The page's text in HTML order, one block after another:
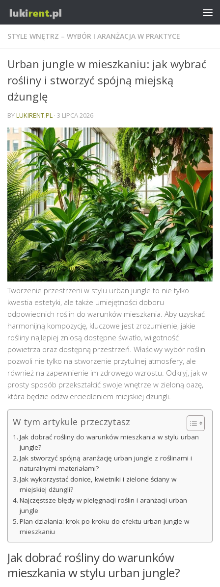
STYLE WNĘTRZ – WYBÓR I ARANŻACJA W PRAKTYCE
Urban jungle w mieszkaniu: jak wybrać
rośliny i stworzyć spójną miejską
dżunglę
BYLUKIRENT.PL · 3 LIPCA 2026
Tworzenie przestrzeni w stylu urban jungle to nie tylko
kwestia estetyki, ale także umiejętności doboru
odpowiednich roślin do warunków mieszkania. Aby uzyskać
harmonijną kompozycję, kluczowe jest zrozumienie, jakie
rośliny najlepiej zniosą dostępne światło, wilgotność
powietrza oraz dostępną przestrzeń. Właściwy wybór roślin
pozwoli nie tylko na stworzenie przytulnej atmosfery, ale
również na zapewnienie im zdrowego wzrostu. Odkryj, jak w
prosty sposób przekształcić swoje wnętrze w zieloną oazę,
która będzie odzwierciedleniem miejskiej dżungli.
W tym artykule przeczytasz
Jak dobrać rośliny do warunków mieszkania w stylu urban
jungle?
Jak stworzyć spójną aranżację urban jungle z roślinami i
naturalnymi materiałami?
Jak wykorzystać donice, kwietniki i zielone ściany w
miejskiej dżungli?
Najczęstsze błędy w pielęgnacji roślin i aranżacji urban
jungle
Plan działania: krok po kroku do efektu urban jungle w
mieszkaniu
Jak dobrać rośliny do warunków
mieszkania w stylu urban jungle?